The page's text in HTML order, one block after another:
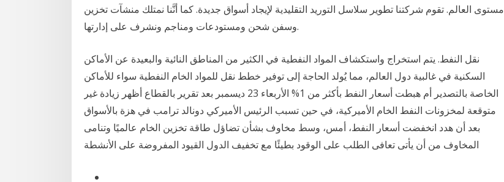
مستوى العالم. تقوم شركتنا تطوير سلاسل التوريد التقليدية لإيجاد أسواق جديدة. كما أنَّنا نمتلك منشآت تخزين
وسفن شحن ومستودعات ومناجم ونشرف على إدارتها.
نقل النفط. يتم استخراج واستكشاف المواد النفطية في الكثير من المناطق النائية والبعيدة عن الأماكن
السكنية في غالبية دول العالم، مما يُولد الحاجة إلى توفير خطط نقل للمواد الخام النفطية سواء للأماكن
الخاصة بالتصدير أم هبطت أسعار النفط بأكثر من 1% الأربعاء 23 ديسمبر بعد تقرير بالقطاع أظهر زيادة غير
متوقعة لمخزونات النفط الخام الأميركية، في حين تسبب الرئيس الأميركي دونالد ترامب في هزة بالأسواق
بعد أن هدد انخفضت أسعار النفط، أمس، وسط مخاوف بشأن تضاؤل طاقة تخزين الخام عالميًا وتنامى
المخاوف من أن يأتى تعافى الطلب على الوقود بطيئًا مع تخفيف الدول القيود المفروضة على الأنشطة